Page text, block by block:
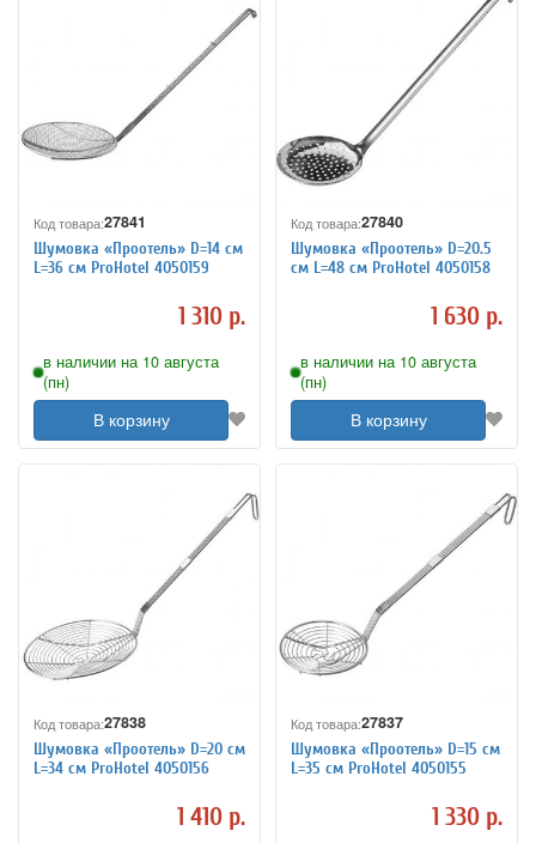
Код товара:27841
Шумовка «Проотель» D=14 см
L=36 см ProHotel 4050159
1 310 р.
в наличии на 10 августа
(пн)
В корзину
Код товара:27840
Шумовка «Проотель» D=20.5
см L=48 см ProHotel 4050158
1 630 р.
в наличии на 10 августа
(пн)
В корзину
Код товара:27838
Шумовка «Проотель» D=20 см
L=34 см ProHotel 4050156
1 410 р.
Код товара:27837
Шумовка «Проотель» D=15 см
L=35 см ProHotel 4050155
1 330 р.